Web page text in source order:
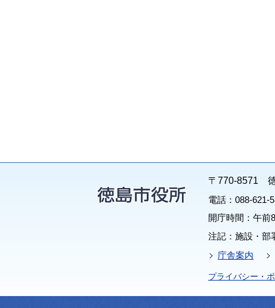
〒770-8571
電話：088-621-
開庁時間：午前
注記：施設・部
庁舎案内
プライバシー・